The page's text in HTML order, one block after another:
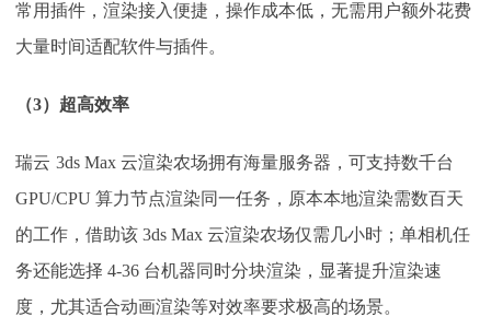
常用插件，渲染接入便捷，操作成本低，无需用户额外花费
大量时间适配软件与插件。
（3） 超高效率
瑞云 3ds Max 云渲染农场拥有海量服务器，可支持数千台
GPU/CPU 算力节点渲染同一任务，原本本地渲染需数百天
的工作，借助该 3ds Max 云渲染农场仅需几小时；单相机任
务还能选择 4-36 台机器同时分块渲染，显著提升渲染速
度，尤其适合动画渲染等对效率要求极高的场景。